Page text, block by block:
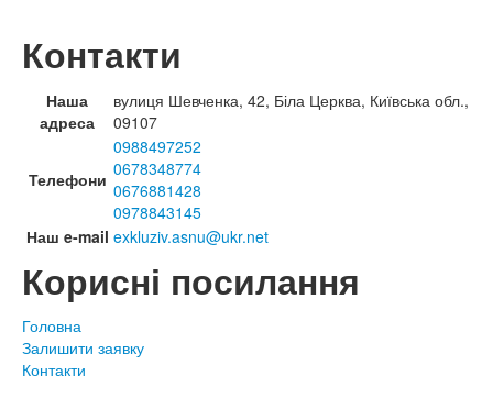
Контакти
Наша
адреса
вулиця Шевченка, 42, Біла Церква, Київська обл.,
09107
Телефони
0988497252
0678348774
0676881428
0978843145
Наш e-mail exkluziv.asnu@ukr.net
Корисні посилання
Головна
Залишити заявку
Контакти